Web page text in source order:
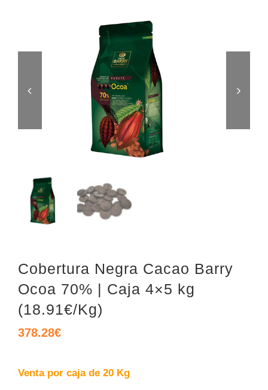
Cobertura Negra Cacao Barry
Ocoa 70% | Caja 4×5 kg
(18.91€/Kg)
378.28€
Venta por caja de 20 Kg